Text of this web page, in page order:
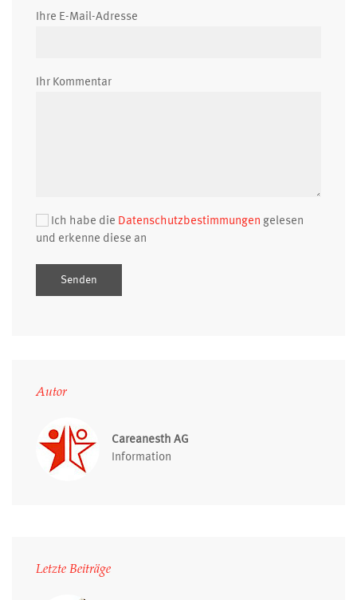
Ihre E-Mail-Adresse
Ihr Kommentar
Ich habe die Datenschutzbestimmungen gelesen
und erkenne diese an
Senden
Autor
Careanesth AG
Information
Letzte Beiträge